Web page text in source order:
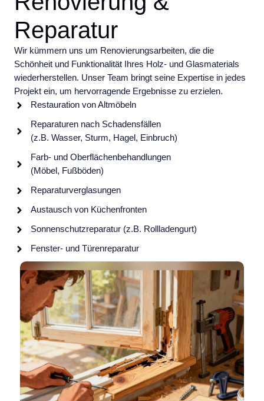
Reparatur
Wir kümmern uns um Renovierungsarbeiten, die die
Schönheit und Funktionalität Ihres Holz- und Glasmaterials
wiederherstellen. Unser Team bringt seine Expertise in jedes
Projekt ein, um hervorragende Ergebnisse zu erzielen.
Restauration von Altmöbeln
Reparaturen nach Schadensfällen
(z.B. Wasser, Sturm, Hagel, Einbruch)
Farb- und Oberflächenbehandlungen
(Möbel, Fußböden)
Reparaturverglasungen
Austausch von Küchenfronten
Sonnenschutzreparatur (z.B. Rollladengurt)
Fenster- und Türenreparatur